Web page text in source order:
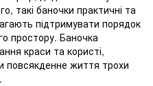
такі баночки практичні та
підтримувати порядок
простору. Баночка
краси та користі,
повсякденне життя трохи